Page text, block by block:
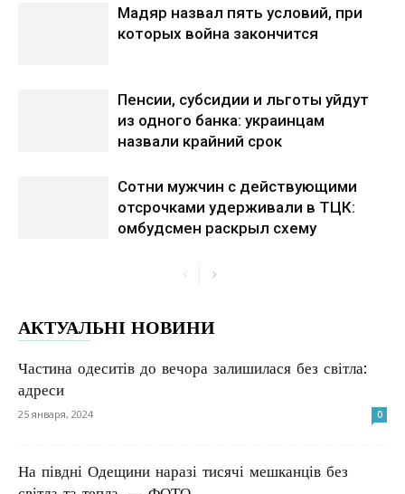
Мадяр назвал пять условий, при
которых война закончится
Пенсии, субсидии и льготы уйдут
из одного банка: украинцам
назвали крайний срок
Сотни мужчин с действующими
отсрочками удерживали в ТЦК:
омбудсмен раскрыл схему
АКТУАЛЬНІ НОВИНИ
Частина одеситів до вечора залишилася без світла:
адреси
25 января, 2024 0
На півдні Одещини наразі тисячі мешканців без